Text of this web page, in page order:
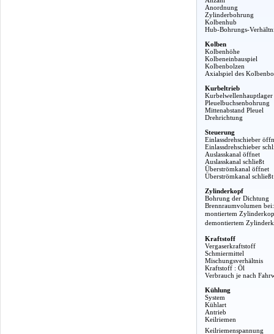
Anordnung
Zylinderbohrung
Kolbenhub
Hub-Bohrungs-
Kolben
Kolbenhöhe
Kolbeneinbauspiel
Kolbenbolzen
Axialspiel des
Kurbeltrieb
Kurbelwellenhauptlager
Pleuelbuchsenbohrung
Mittenabstand Pleuel
Drehrichtung
Steuerung
Einlassdrehschieber
Einlassdrehschieber
Auslasskanal öffnet
Auslasskanal schließt
Überströmkanal öffnet
Überströmkanal schließt
Zylinderkopf
Bohrung der Dichtung
Brennraumvolumen bei:
montiertem
demontiertem
Kraftstoff
Vergaserkraftstoff
Schmiermittel
Mischungsverhältnis
Kraftstoff : Öl
Verbrauch je nach
Kühlung
System
Kühlart
Antrieb
Keilriemen
Keilriemenspannung